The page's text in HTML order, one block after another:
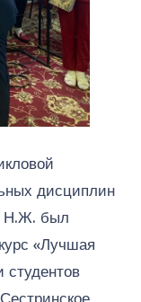
дисциплин
Н.Ж. был
«Лучшая